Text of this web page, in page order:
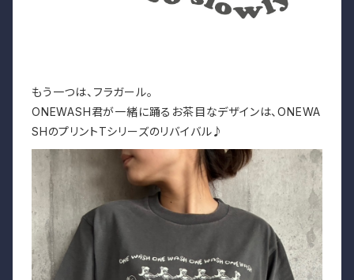
もう一つは、フラガール。
ONEWASH君が一緒に踊るお茶目なデザインは、ONEWA
SHのプリントTシリーズのリバイバル♪